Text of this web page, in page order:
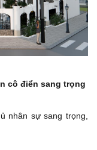
cô điển sang trọng
nhân sự sang trọng,